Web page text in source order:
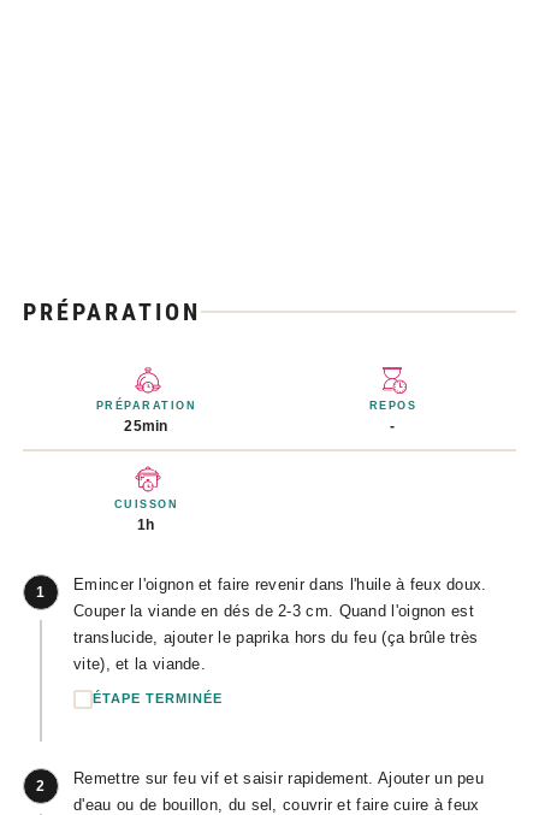
PRÉPARATION
PRÉPARATION
25min
REPOS
-
CUISSON
1h
1
Emincer l'oignon et faire revenir dans l'huile à feux doux.
Couper la viande en dés de 2-3 cm. Quand l'oignon est
translucide, ajouter le paprika hors du feu (ça brûle très
vite), et la viande.
ÉTAPE TERMINÉE
2
Remettre sur feu vif et saisir rapidement. Ajouter un peu
d'eau ou de bouillon, du sel, couvrir et faire cuire à feux